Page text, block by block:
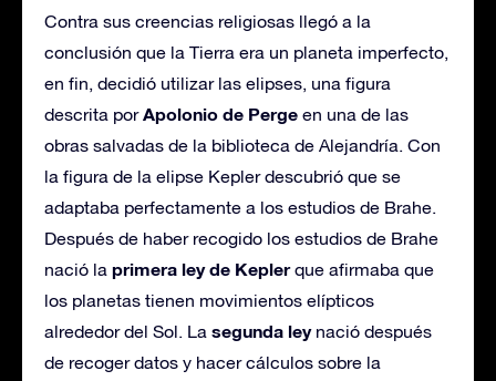
Contra sus creencias religiosas llegó a la
conclusión que la Tierra era un planeta imperfecto,
en fin, decidió utilizar las elipses, una figura
descrita porApolonio de Perge en una de las
obras salvadas de la biblioteca de Alejandría. Con
la figura de la elipse Kepler descubrió que se
adaptaba perfectamente a los estudios de Brahe.
Después de haber recogido los estudios de Brahe
nació la primera ley de Keplerque afirmaba que
los planetas tienen movimientos elípticos
alrededor del Sol. La segunda leynació después
de recoger datos y hacer cálculos sobre la